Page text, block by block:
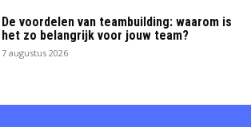
De voordelen van teambuilding: waarom is
het zo belangrijk voor jouw team?
7 augustus 2026